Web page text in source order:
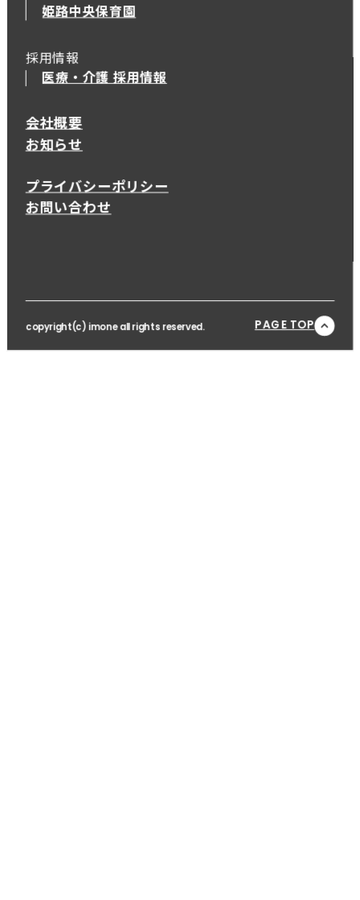
姫路中央保育園
採用情報
医療・介護 採用情報
会社概要
お知らせ
プライバシーポリシー
お問い合わせ
copyright(c) imone all rights reserved. PAGE TOP